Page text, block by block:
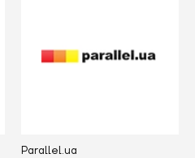
Parallel.ua